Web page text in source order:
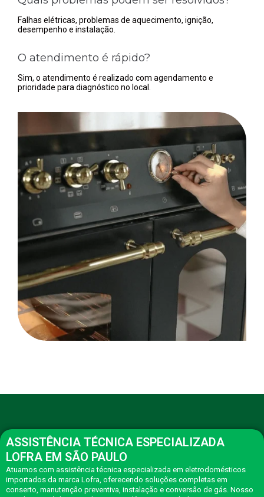
Falhas elétricas, problemas de aquecimento, ignição,
desempenho e instalação.
O atendimento é rápido?
Sim, o atendimento é realizado com agendamento e
prioridade para diagnóstico no local.
ASSISTÊNCIA TÉCNICA ESPECIALIZADA
LOFRA EM SÃO PAULO
Atuamos com assistência técnica especializada em eletrodomésticos
importados da marca Lofra, oferecendo soluções completas em
conserto, manutenção preventiva, instalação e conversão de gás. Nosso